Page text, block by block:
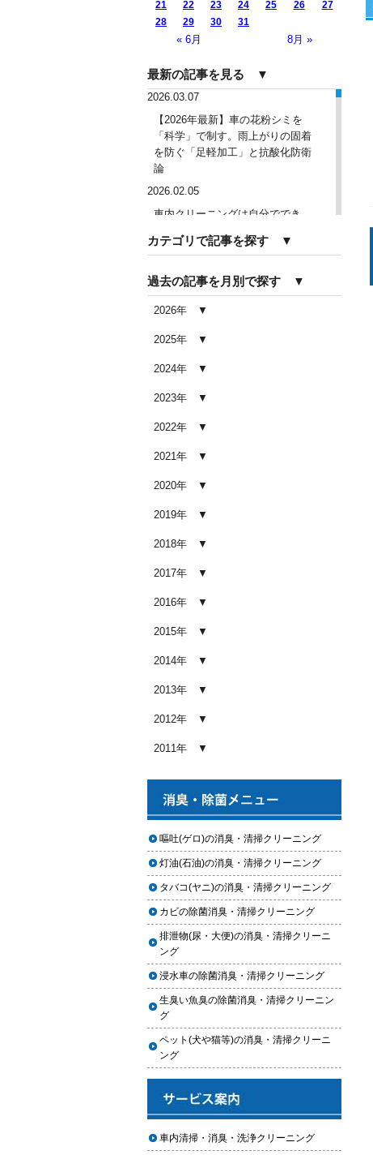
« 6月 8月 »
21 22 23 24 25 26
27
28
29 30 31
最新の記事を見る ▼
2026.03.07
【2026年最新】車の花粉シミを
「科学」で制す。雨上がりの固着
を防ぐ「足軽加工」と抗酸化防衛
論
2026.02.05
車内クリーニングは自分ででき
界を徹底解説
車内クリーニングで失敗する人の
共通点｜やってはいけない5つの判
2026.02.03
車内クリーニング業者の選び方｜
つのポイント
2026.02.02
果を感じない人が見落としている3
つの原因
自分でできる？プロに頼むべき境
2026.01.05
【2026年版】車内の臭いが取れな
ビ別の正しい対処法
2026.01.04
どこまでやるべき？目的別おすす
め内容と費用目安
別に徹底比較
2026.01.02
ヘッドライト黄ばみ取りの料金相
場｜イエローハット・オートバッ
クス・専門店を徹底比較【2026年
版】
2026.01.01
【2026年版】イエローハットのカ
ーフィルム料金はいくら？施工内
容・相場・安くするコツ
2025.12.05
車のヘッドライト交換のタイミン
グと費用
2025.12.04
車のサスペンション交換の必要性
車のフロントガラス交換の料金相
場と作業手順
カテゴリで記事を探す ▼
過去の記事を月別で探す ▼
2026年
2025年
2024年
2023年
2022年
2021年
2020年
2019年
2018年
2017年
2016年
2015年
2014年
2013年
2012年
2011年
嘔吐(ゲロ)の消臭・清掃クリーニング
灯油(石油)の消臭・清掃クリーニング
タバコ(ヤニ)の消臭・清掃クリーニング
カビの除菌消臭・清掃クリーニング
排泄物(尿・大便)の消臭・清掃クリーニ
ング
浸水車の除菌消臭・清掃クリーニング
生臭い魚臭の除菌消臭・清掃クリーニン
グ
ペット(犬や猫等)の消臭・清掃クリーニ
ング
車内清掃・消臭・洗浄クリーニング